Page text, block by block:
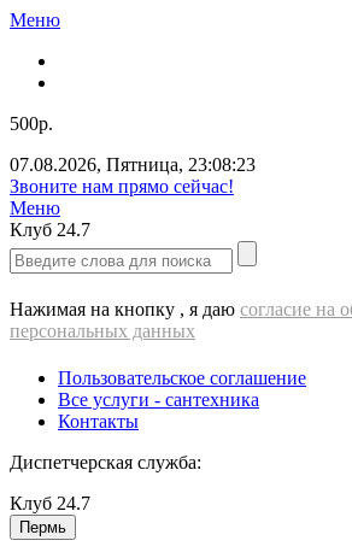
Меню
500р.
07.08.2026, Пятница, 23:08:23
Звоните нам прямо сейчас!
Меню
Клуб 24.7
Нажимая на кнопку , я даю согласие на
персональных данных
Пользовательское соглашение
Все услуги - cантехника
Контакты
Диспетчерская служба:
Клуб 24.7
Пермь